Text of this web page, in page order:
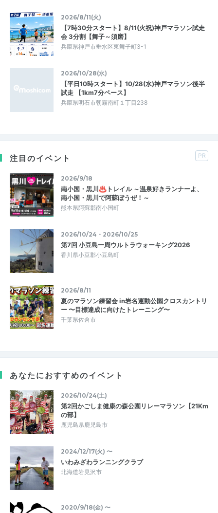
2026/8/11(火)
【7時30分スタート】8/11(火祝)神戸マラソン試走
会 3分割【舞子～須磨】
兵庫県神戸市垂水区東舞子町3-1
2026/10/28(水)
【平日10時スタート】10/28(水)神戸マラソン後半
試走 【1km7分ペース】
兵庫県明石市朝霧南町１丁目238
注目のイベント PR
2026/9/18
南小国・黒川♨トレイル ～温泉好きランナーよ、
南小国・黒川で阿蘇ぼうぜ！～
熊本県阿蘇郡南小国町
2026/10/24・2026/10/25
第7回 小豆島一周ウルトラウォーキング2026
香川県小豆郡小豆島町
2026/8/11
夏のマラソン練習会 in岩名運動公園クロスカントリ
ー 〜目標達成に向けたトレーニング〜
千葉県佐倉市
あなたにおすすめのイベント
2026/10/24(土)
第2回かごしま健康の森公園リレーマラソン【21Km
の部】
鹿児島県鹿児島市
2024/12/17(火) 〜
いわみざわランニングクラブ
北海道岩見沢市
2020/9/18(金) 〜